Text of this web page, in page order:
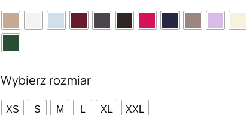
Wybierz rozmiar
XS S M L XL XXL